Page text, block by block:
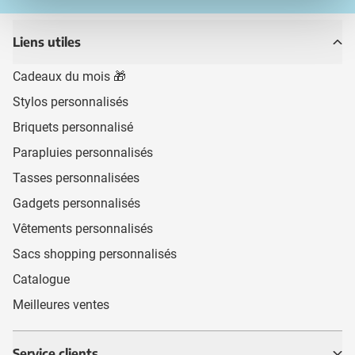
Liens utiles
Cadeaux du mois 🎁
Stylos personnalisés
Briquets personnalisé
Parapluies personnalisés
Tasses personnalisées
Gadgets personnalisés
Vêtements personnalisés
Sacs shopping personnalisés
Catalogue
Meilleures ventes